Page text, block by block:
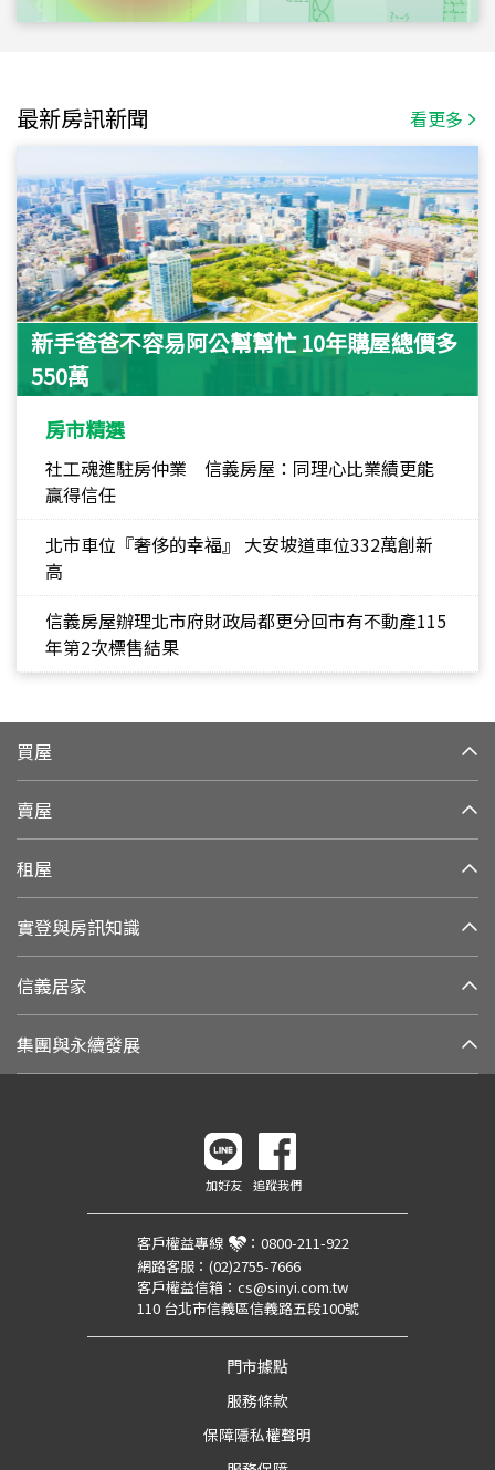
最新房訊新聞 看更多
新手爸爸不容易阿公幫幫忙 10年購屋總價多
550萬
房市精選
社工魂進駐房仲業 信義房屋：同理心比業績更能
贏得信任
北市車位『奢侈的幸福』 大安坡道車位332萬創新
高
信義房屋辦理北市府財政局都更分回市有不動產115
年第2次標售結果
買屋
賣屋
租屋
實登與房訊知識
信義居家
集團與永續發展
加好友 追蹤我們
客戶權益專線 ： 0800-211-922
網路客服： (02)2755-7666
客戶權益信箱： cs@sinyi.com.tw
110 台北市信義區信義路五段100號
門市據點
服務條款
保障隱私權聲明